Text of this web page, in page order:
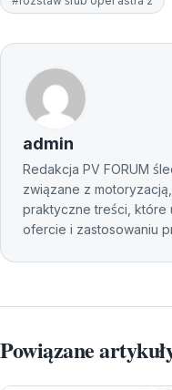
admin
Redakcja PV FORUM
związane z
praktyczne treści, które
ofercie i zastosowaniu
Powiązane